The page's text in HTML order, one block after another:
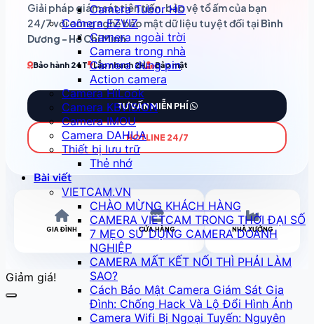
Camera Tubor HD
Camera EZVIZ
Camera ngoài trời
Camera trong nhà
Camera dùng pin
Action camera
Camera HiLook
Camera KBVISION
Camera IMOU
Camera DAHUA
Thiết bị lưu trữ
Thẻ nhớ
Bài viết
VIETCAM.VN
CHÀO MỪNG KHÁCH HÀNG
CAMERA VIETCAM TRONG THỜI ĐẠI SỐ
7 MẸO SỬ DỤNG CAMERA DOANH
NGHIỆP
CAMERA MẤT KẾT NỐI THÌ PHẢI LÀM
SAO?
Cách Bảo Mật Camera Giám Sát Gia
Đình: Chống Hack Và Lộ Đổi Hình Ảnh
Camera Wifi Bị Ngoại Tuyến: Nguyên
Giải pháp giám sát tiên tiến, bảo vệ tổ ấm của bạn
24/7 với công nghệ bảo mật dữ liệu tuyệt đối tại Bình
Dương - Hồ Chí Minh.
Bảo hành 24T Lắp nhanh 2H Bảo mật
TƯ VẤN MIỄN PHÍ
HOTLINE 24/7
GIA ĐÌNH CỬA HÀNG NHÀ XƯỞNG
Giảm giá!